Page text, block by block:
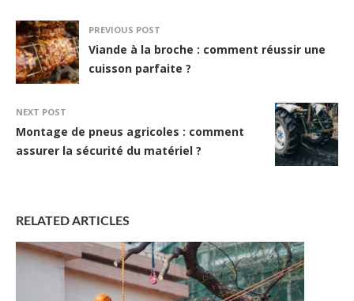
PREVIOUS POST
Viande à la broche : comment réussir une
cuisson parfaite ?
NEXT POST
Montage de pneus agricoles : comment
assurer la sécurité du matériel ?
RELATED ARTICLES